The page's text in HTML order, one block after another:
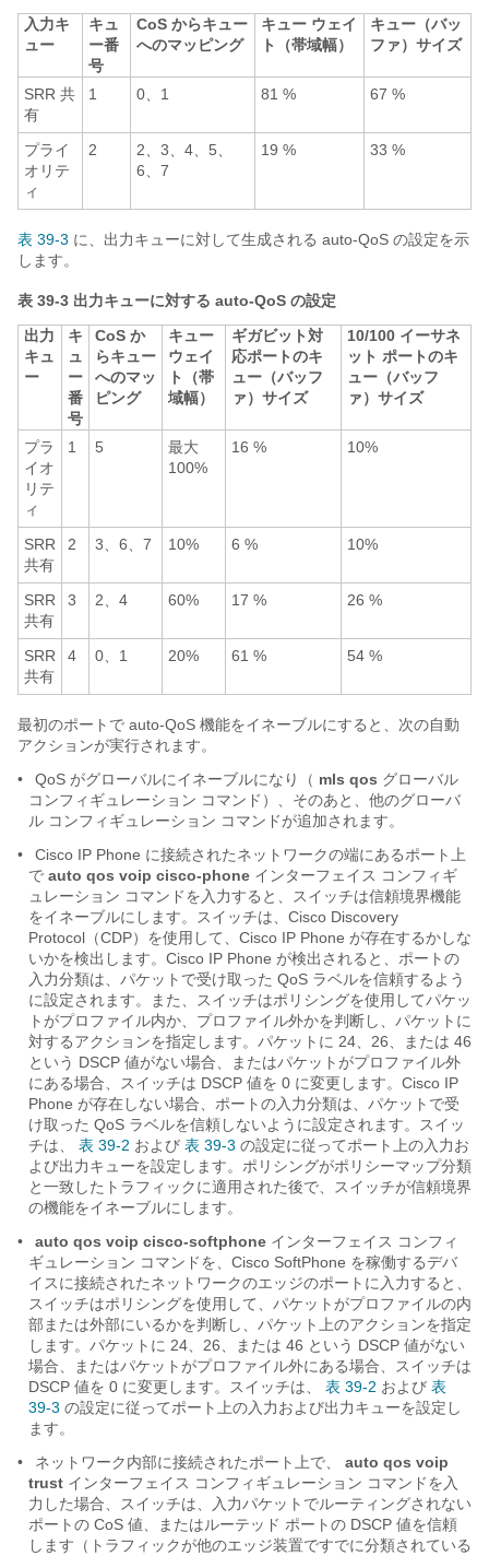
入力キ
ュー
キュ
ー番
号
CoS からキュー
へのマッピング
キュー ウェイ
ト（帯域幅）
キュー（バッ
ファ）サイズ
SRR 共
有
1 0、1 81 % 67 %
プライ
オリテ
ィ
2
2、3、4、5、
6、7
19 % 33 %
表 39-3 に、出力キューに対して生成される auto-QoS の設定を示
します。
表 39-3 出力キューに対する auto-QoS の設定
出力
キュ
ー
キ
ュ
ー
番
号
CoS か
らキュー
へのマッ
ピング
キュー
ウェイ
ト（帯
域幅）
ギガビット対
応ポートのキ
ュー（バッフ
ァ）サイズ
10/100 イーサネ
ット ポートのキ
ュー（バッフ
ァ）サイズ
プラ
イオ
リテ
ィ
1 5
最大
100%
16 % 10%
SRR
共有
2 3、6、7 10% 6 % 10%
SRR
共有
3 2、4 60% 17 % 26 %
SRR
共有
4 0、1 20% 61 % 54 %
最初のポートで auto-QoS 機能をイネーブルにすると、次の自動
アクションが実行されます。
•
QoS がグローバルにイネーブルになり（ mls qos グローバル
コンフィギュレーション コマンド）、そのあと、他のグローバ
ル コンフィギュレーション コマンドが追加されます。
•
Cisco IP Phone に接続されたネットワークの端にあるポート上
で auto qos voip cisco-phone インターフェイス コンフィギ
ュレーション コマンドを入力すると、スイッチは信頼境界機能
をイネーブルにします。スイッチは、Cisco Discovery
Protocol（CDP）を使用して、Cisco IP Phone が存在するかしな
いかを検出します。Cisco IP Phone が検出されると、ポートの
入力分類は、パケットで受け取った QoS ラベルを信頼するよう
に設定されます。また、スイッチはポリシングを使用してパケッ
トがプロファイル内か、プロファイル外かを判断し、パケットに
対するアクションを指定します。パケットに 24、26、または 46
という DSCP 値がない場合、またはパケットがプロファイル外
にある場合、スイッチは DSCP 値を 0 に変更します。Cisco IP
Phone が存在しない場合、ポートの入力分類は、パケットで受
け取った QoS ラベルを信頼しないように設定されます。スイッ
チは、
表 39-2 および 表 39-3 の設定に従ってポート上の入力お
よび出力キューを設定します。ポリシングがポリシーマップ分類
と一致したトラフィックに適用された後で、スイッチが信頼境界
の機能をイネーブルにします。
•
auto qos voip cisco-softphone インターフェイス コンフィ
ギュレーション コマンドを、Cisco SoftPhone を稼働するデバ
イスに接続されたネットワークのエッジのポートに入力すると、
スイッチはポリシングを使用して、パケットがプロファイルの内
部または外部にいるかを判断し、パケット上のアクションを指定
します。パケットに 24、26、または 46 という DSCP 値がない
場合、またはパケットがプロファイル外にある場合、スイッチは
DSCP 値を 0 に変更します。スイッチは、
表 39-2 および 表
39-3 の設定に従ってポート上の入力および出力キューを設定し
ます。
•
ネットワーク内部に接続されたポート上で、
auto qos voip
trust インターフェイス コンフィギュレーション コマンドを入
力した場合、スイッチは、入力パケットでルーティングされない
ポートの CoS 値、またはルーテッド ポートの DSCP 値を信頼
します（トラフィックが他のエッジ装置ですでに分類されている